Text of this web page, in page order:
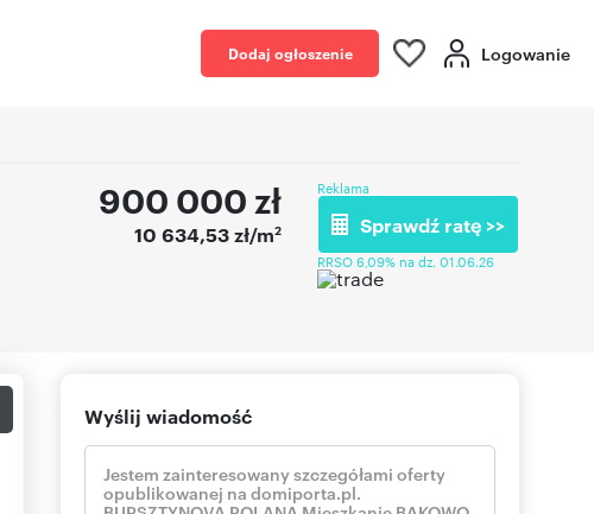
Dodaj ogłoszenie Logowanie
900 000 zł
10 634,53 zł/m2
Reklama
Sprawdź ratę >>
RRSO 6,09% na dz. 01.06.26
Wyślij wiadomość